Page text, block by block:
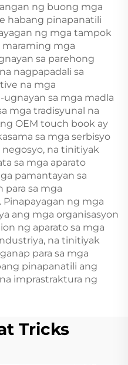
ng buong mga
habang pinapanatili
ng mga tampok
mga
sa parehong
nagpapadali sa
na mga
sa mga madla
mga tradisyunal na
OEM touch book ay
sa mga serbisyo
na tinitiyak
sa mga aparato
pamantayan sa
para sa mga
Pinapayagan ng mga
ang mga organisasyon
ng aparato sa mga
na tinitiyak
para sa mga
pinapanatili ang
imprastraktura ng
Tricks